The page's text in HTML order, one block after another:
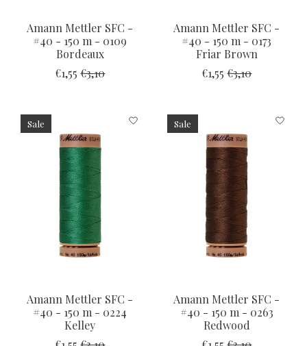
Amann Mettler SFC -
#40 - 150 m - 0109
Bordeaux
€1,55 €3,10
Amann Mettler SFC -
#40 - 150 m - 0173
Friar Brown
€1,55 €3,10
Sale
Amann Mettler SFC -
#40 - 150 m - 0224
Kelley
Sale
Amann Mettler SFC -
#40 - 150 m - 0263
Redwood